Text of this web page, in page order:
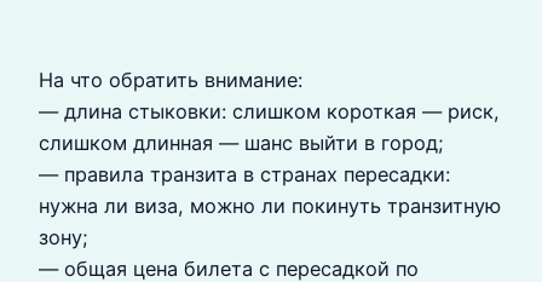
На что обратить внимание:
— длина стыковки: слишком короткая — риск,
слишком длинная — шанс выйти в город;
— правила транзита в странах пересадки:
нужна ли виза, можно ли покинуть транзитную
зону;
— общая цена билета с пересадкой по